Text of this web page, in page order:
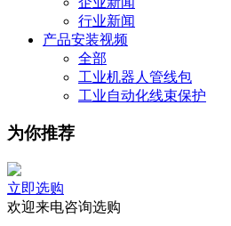
行业新闻
产品安装视频
全部
工业机器人管线包
工业自动化线束保护
为你推荐
立即选购
欢迎来电咨询选购